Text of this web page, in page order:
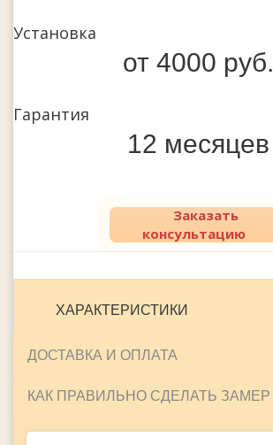
Установка
от 4000 руб.
Гарантия
12 месяцев
Заказать
консультацию
ХАРАКТЕРИСТИКИ
ДОСТАВКА И ОПЛАТА
КАК ПРАВИЛЬНО СДЕЛАТЬ ЗАМЕР